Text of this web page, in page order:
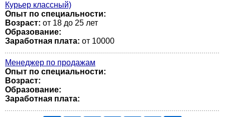
Курьер классный)
Опыт по специальности:
Возраст: от 18 до 25 лет
Образование:
Заработная плата: от 10000
Менеджер по продажам
Опыт по специальности:
Возраст:
Образование:
Заработная плата: